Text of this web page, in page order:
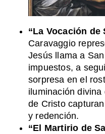
“La Vocación de
Caravaggio
Jesús llama a
impuestos, a
sorpresa en el
iluminación
de Cristo
y redención.
“El Martirio de